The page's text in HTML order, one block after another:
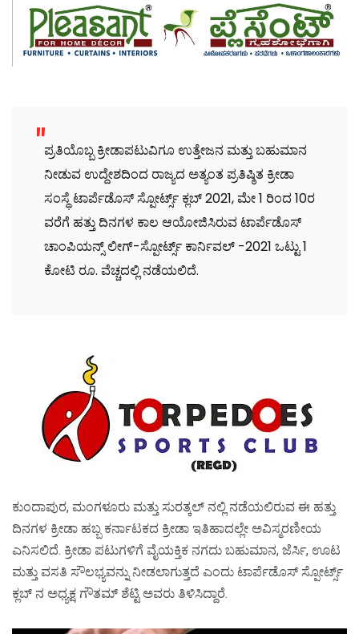
ಪ್ರತಿಯೊಬ್ಬ ಕ್ರೀಡಾಪಟುವಿಗೂ ಉತ್ತೇಜನ ಮತ್ತು ಬಹುಮಾನ
ನೀಡುವ ಉದ್ದೇಶದಿಂದ ರಾಜ್ಯದ ಅತ್ಯಂತ ಪ್ರತಿಷ್ಠಿತ ಕ್ರೀಡಾ
ಸಂಸ್ಥೆ ಟಾರ್ಪೆಡೊಸ್ ಸ್ಪೋರ್ಟ್ಸ್ ಕ್ಲಬ್ 2021, ಮೇ 1 ರಿಂದ 10ರ
ವರೆಗೆ ಹತ್ತು ದಿನಗಳ ಕಾಲ ಆಯೋಜಿಸಿರುವ ಟಾರ್ಪೆಡೊಸ್
ಚಾಂಪಿಯನ್ಸ್ ಲೀಗ್-ಸ್ಪೋರ್ಟ್ಸ್ ಕಾರ್ನಿವಲ್ -2021 ಒಟ್ಟು 1
ಕೋಟಿ ರೂ. ವೆಚ್ಚದಲ್ಲಿ ನಡೆಯಲಿದೆ.
ಕುಂದಾಪುರ, ಮಂಗಳೂರು ಮತ್ತು ಸುರತ್ಕಲ್ ನಲ್ಲಿ ನಡೆಯಲಿರುವ ಈ ಹತ್ತು
ದಿನಗಳ ಕ್ರೀಡಾ ಹಬ್ಬ ಕರ್ನಾಟಕದ ಕ್ರೀಡಾ ಇತಿಹಾದಲ್ಲೇ ಅವಿಸ್ಮರಣೀಯ
ಎನಿಸಲಿದೆ. ಕ್ರೀಡಾ ಪಟುಗಳಿಗೆ ವೈಯಕ್ತಿಕ ನಗದು ಬಹುಮಾನ, ಜೆರ್ಸಿ, ಊಟ
ಮತ್ತು ವಸತಿ ಸೌಲಭ್ಯವನ್ನು ನೀಡಲಾಗುತ್ತದೆ ಎಂದು ಟಾರ್ಪೆಡೊಸ್ ಸ್ಪೋರ್ಟ್ಸ್
ಕ್ಲಬ್ ನ ಅಧ್ಯಕ್ಷ ಗೌತಮ್ ಶೆಟ್ಟಿ ಅವರು ತಿಳಿಸಿದ್ದಾರೆ.